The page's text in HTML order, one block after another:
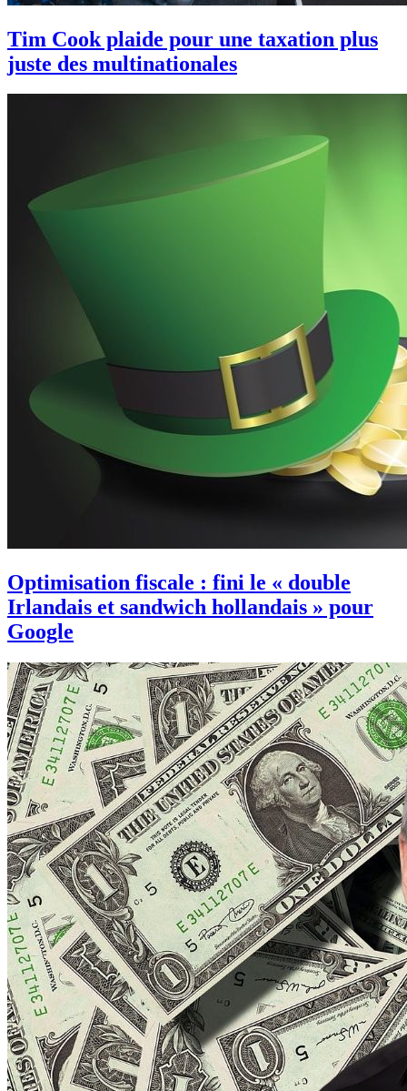
Tim Cook plaide pour une taxation plus
juste des multinationales
Optimisation fiscale : fini le « double
Irlandais et sandwich hollandais » pour
Google